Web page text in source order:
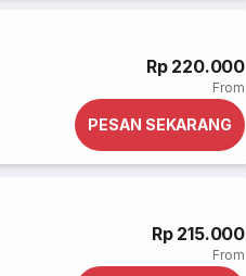
Rp 220.000
From
PESAN SEKARANG
Rp 215.000
From